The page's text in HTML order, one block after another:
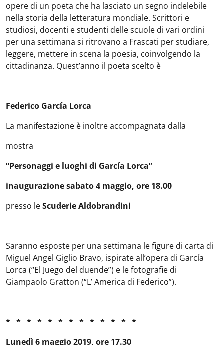
opere di un poeta che ha lasciato un segno indelebile
nella storia della letteratura mondiale. Scrittori e
studiosi, docenti e studenti delle scuole di vari ordini
per una settimana si ritrovano a Frascati per studiare,
leggere, mettere in scena la poesia, coinvolgendo la
cittadinanza. Quest’anno il poeta scelto è
Federico García Lorca
La manifestazione è inoltre accompagnata dalla
mostra
“Personaggi e luoghi di García Lorca”
inaugurazione sabato 4 maggio, ore 18.00
presso leScuderie Aldobrandini
Saranno esposte per una settimana le figure di carta di
Miguel Angel Giglio Bravo, ispirate all’opera di García
Lorca (“El Juego del duende”) e le fotografie di
Giampaolo Gratton (“L’ America di Federico”).
* * * * * * * * * * * * *
Lunedì 6 maggio 2019, ore 17.30